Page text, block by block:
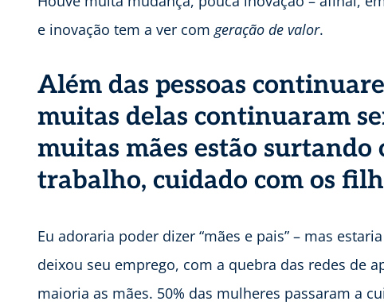
e inovação tem a ver com geração de valor.
Além das pessoas
muitas delas continuaram
muitas mães estão surtando
trabalho, cuidado com os
Eu adoraria poder dizer “mães e pais” – mas
deixou seu emprego, com a quebra das redes de
maioria as mães. 50% das mulheres passaram a